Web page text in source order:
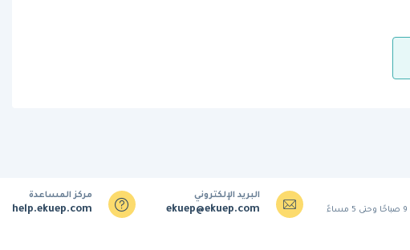
البريد الإلكتروني
ekuep@ekuep.com
مركز المساعدة
help.ekuep.com